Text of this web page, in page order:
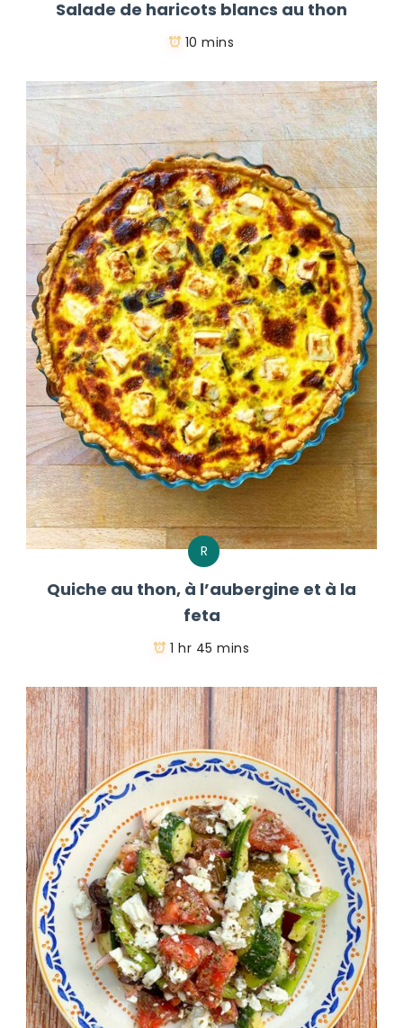
Salade de haricots blancs au thon
10 mins
R
Quiche au thon, à l’aubergine et à la
feta
1 hr 45 mins